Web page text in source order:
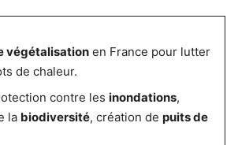
végétalisationen France pour lutter
de chaleur.
contre les inondations,
la biodiversité, création de puits de